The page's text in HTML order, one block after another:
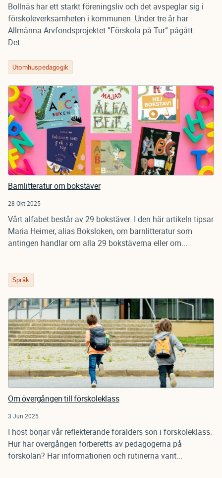
Bollnäs har ett starkt föreningsliv och det avspeglar sig i
förskoleverksamheten i kommunen. Under tre år har
Allmänna Arvfondsprojektet ”Förskola på Tur” pågått.
Det...
Utomhuspedagogik
Barnlitteratur om bokstäver
28 Okt 2025
Vårt alfabet består av 29 bokstäver. I den här artikeln tipsar
Maria Heimer, alias Boksloken, om barnlitteratur som
antingen handlar om alla 29 bokstäverna eller om...
Språk
Om övergången till förskoleklass
3 Jun 2025
I höst börjar vår reflekterande förälders son i förskoleklass.
Hur har övergången förberetts av pedagogerna på
förskolan? Har informationen och rutinerna varit...